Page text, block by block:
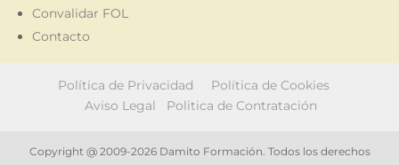
Convalidar FOL
Contacto
Política de Privacidad
Política de Cookies
Aviso Legal
Politica de Contratación
Copyright @ 2009-2026 Damito Formación. Todos los derechos